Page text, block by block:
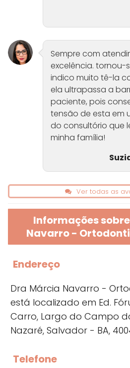
Sempre com
excelência. tornou-
indico muito tê-la
ela ultrapassa a
paciente, pois
tensão de esta em
do consultório que
minha família!
Ver todas as
Informações
Navarro -
Endereço
Dra Márcia Navarro -
está localizado em Ed.
Carro, Largo do Campo
Nazaré, Salvador - BA,
Telefone